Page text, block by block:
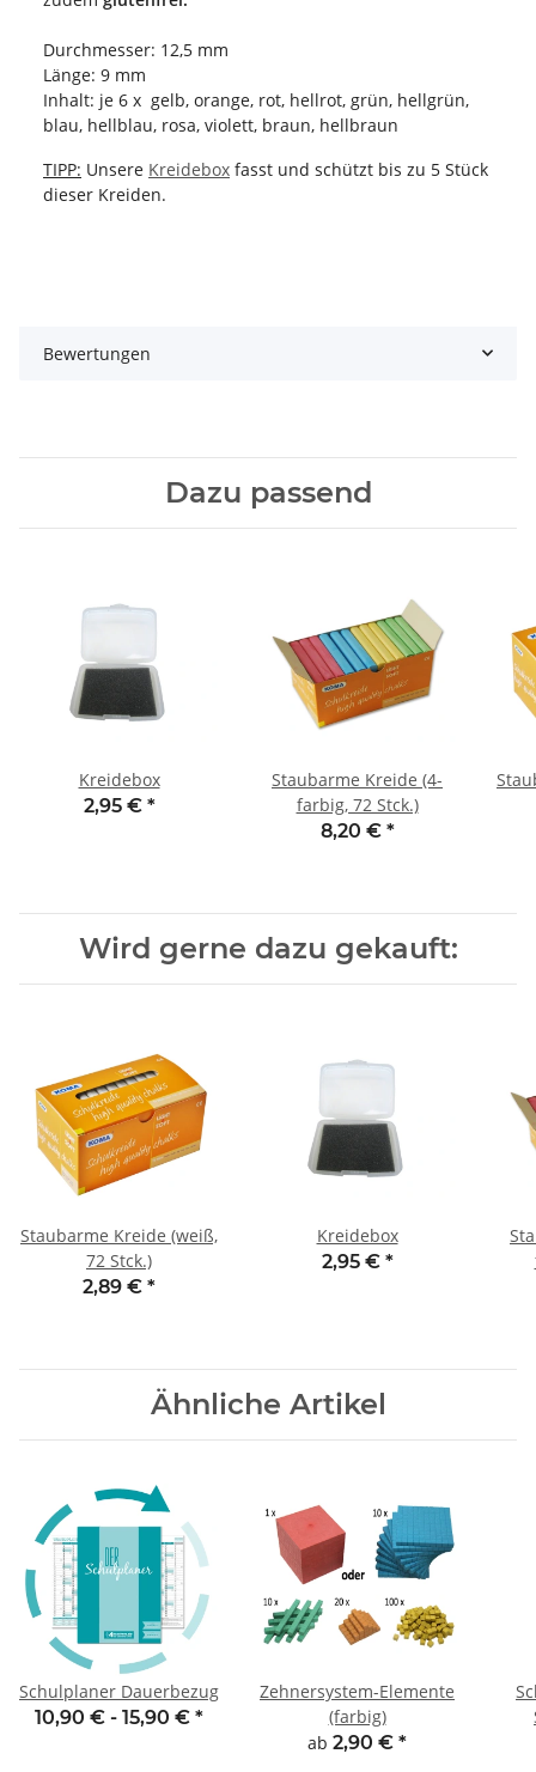
Durchmesser: 12,5 mm
Länge: 9 mm
Inhalt: je 6 x gelb, orange, rot, hellrot, grün, hellgrün,
blau, hellblau, rosa, violett, braun, hellbraun
TIPP: Unsere Kreidebox fasst und schützt bis zu 5 Stück
dieser Kreiden.
Bewertungen
Dazu passend
Kreidebox
2,95 € *
Staubarme Kreide (4-
farbig, 72 Stck.)
8,20 € *
Wird gerne dazu gekauft:
Staubarme Kreide (weiß,
72 Stck.)
2,89 € *
Kreidebox
2,95 € *
Ähnliche Artikel
Schulplaner Dauerbezug
10,90 € - 15,90 € *
Zehnersystem-Elemente
(farbig)
ab 2,90 € *